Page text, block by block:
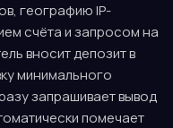
географию IP-
счёта и запросом на
вносит депозит в
минимального
запрашивает вывод
помечает